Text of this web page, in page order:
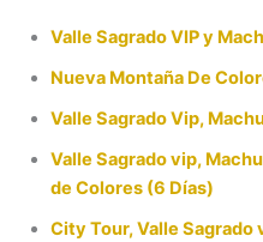
Valle Sagrado VIP y
Nueva Montaña De
Valle Sagrado Vip,
Valle Sagrado vip,
de Colores (6 Días)
City Tour, Valle